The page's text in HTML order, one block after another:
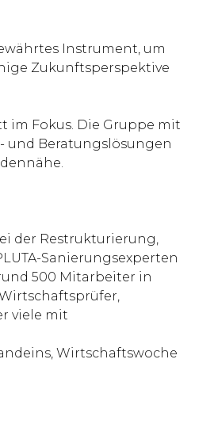
Instrument, um
Zukunftsperspektive
im Fokus. Die Gruppe mit
und Beratungslösungen
der Restrukturierung,
Sanierungsexperten
500 Mitarbeiter in
viele mit
Wirtschaftswoche